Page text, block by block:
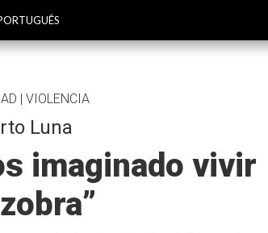
| VIOLENCIA
Luna
imaginado vivir